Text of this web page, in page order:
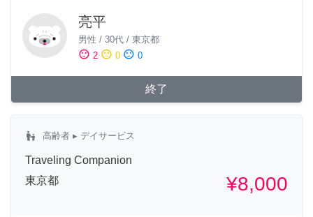
亮平
男性 / 30代 / 東京都
sentiment_satisfied 2 sentiment_neutral 0 sentiment_dissatisfied 0
終了
escalator_warning 高齢者 ▸ デイサービス
Traveling Companion
東京都
¥8,000